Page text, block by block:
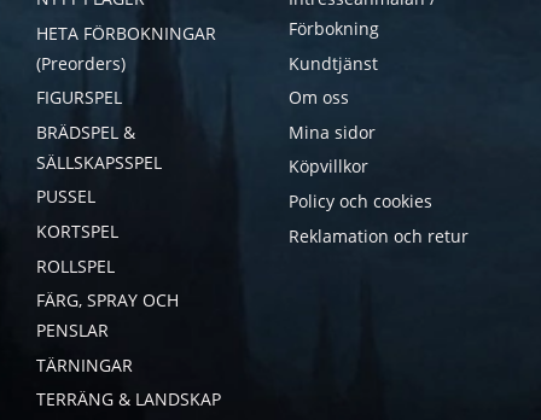
HETA FÖRBOKNINGAR
(Preorders)
FIGURSPEL
BRÄDSPEL &
SÄLLSKAPSSPEL
PUSSEL
KORTSPEL
ROLLSPEL
FÄRG, SPRAY OCH
PENSLAR
TÄRNINGAR
TERRÄNG & LANDSKAP
Förbokning
Kundtjänst
Om oss
Mina sidor
Köpvillkor
Policy och cookies
Reklamation och retur